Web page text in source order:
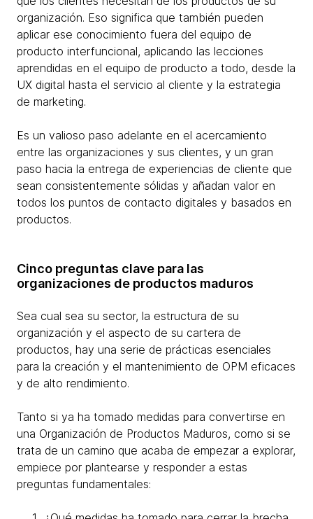
organización. Eso significa que también pueden
aplicar ese conocimiento fuera del equipo de
producto interfuncional, aplicando las lecciones
aprendidas en el equipo de producto a todo, desde la
UX digital hasta el servicio al cliente y la estrategia
de marketing.
Es un valioso paso adelante en el acercamiento
entre las organizaciones y sus clientes, y un gran
paso hacia la entrega de experiencias de cliente que
sean consistentemente sólidas y añadan valor en
todos los puntos de contacto digitales y basados en
productos.
Cinco preguntas clave para las
organizaciones de productos maduros
Sea cual sea su sector, la estructura de su
organización y el aspecto de su cartera de
productos, hay una serie de prácticas esenciales
para la creación y el mantenimiento de OPM eficaces
y de alto rendimiento.
Tanto si ya ha tomado medidas para convertirse en
una Organización de Productos Maduros, como si se
trata de un camino que acaba de empezar a explorar,
empiece por plantearse y responder a estas
preguntas fundamentales: